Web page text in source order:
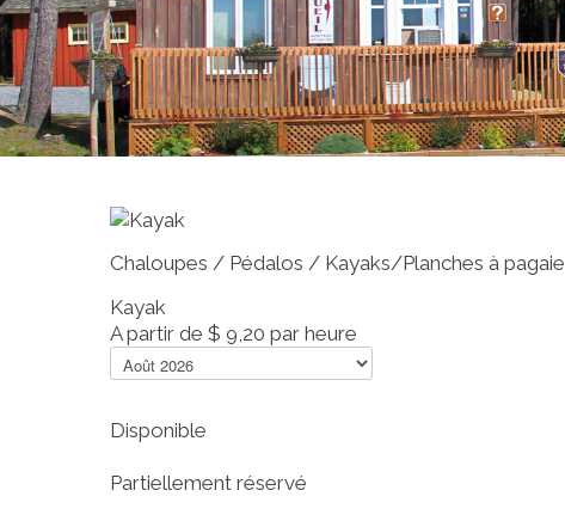
Chaloupes / Pédalos / Kayaks/Planches à pagaie
Kayak
A partir de $ 9,20 par heure
Disponible
Partiellement réservé